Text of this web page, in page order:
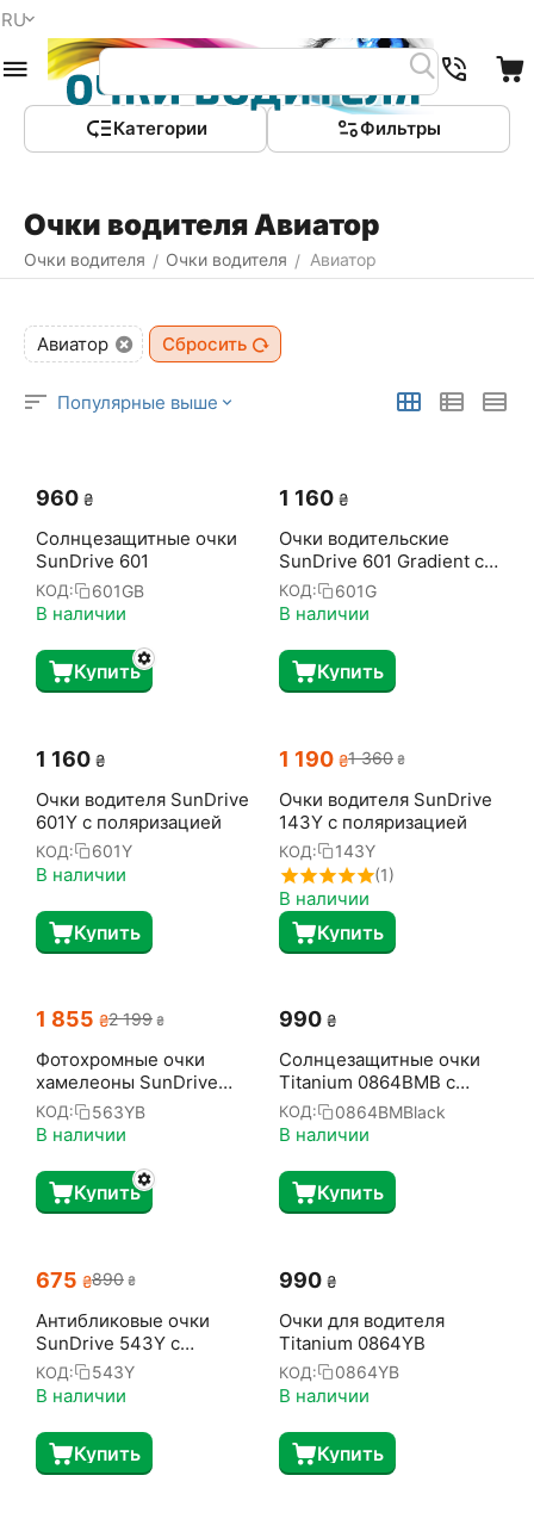
RU
Категории Фильтры
Очки водителя Авиатор
Очки водителя / Очки водителя / Авиатор
Авиатор Сбросить
Популярные выше
‍960‍ ₴
Солнцезащитные очки
SunDrive 601
КОД: 601GB
В наличии
Купить
1 160 ₴
Очки водительские
SunDrive 601 Gradient с
поляризацией
КОД: 601G
В наличии
Купить
1 160 ₴
Очки водителя SunDrive
601Y с поляризацией
КОД: 601Y
В наличии
Купить
1 190 ₴1 360 ₴
Очки водителя SunDrive
143Y с поляризацией
КОД:
143Y
(1)
В наличии
Купить
1 855 ₴2 199 ₴
Фотохромные очки
хамелеоны SunDrive
563YB
КОД: 563YB
В наличии
Купить
‍990‍ ₴
Солнцезащитные очки
Titanium 0864BMB с
поляризацией
КОД: 0864BMBlack
В наличии
Купить
‍675‍ ₴‍890‍ ₴
Антибликовые очки
SunDrive 543Y с
поляризацией
КОД: 543Y
В наличии
Купить
‍990‍ ₴
Очки для водителя
Titanium 0864YB
КОД: 0864YB
В наличии
Купить
Меню Найти Корзина